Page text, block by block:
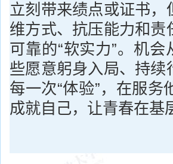
立刻带来绩点或证书
维方式、抗压能力和
可靠的“软实力”。机
些愿意躬身入局、持
每一次“体验”，在服
成就自己，让青春在基